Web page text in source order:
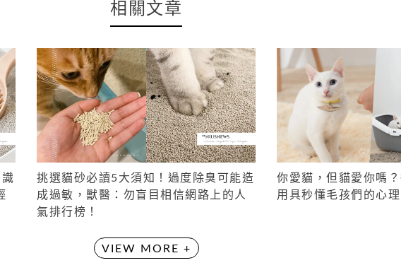
相關文章
挑選貓砂必讀5大須知！過度除臭可能造
成過敏，獸醫：勿盲目相信網路上的人
氣排行榜！
你愛貓，但貓愛你嗎
用具秒懂毛孩們的心理
VIEW MORE +